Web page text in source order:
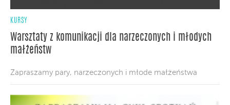
KURSY
Warsztaty z komunikacji dla narzeczonych i młodych
małżeństw
Zapraszamy pary, narzeczonych i młode małżeństwa